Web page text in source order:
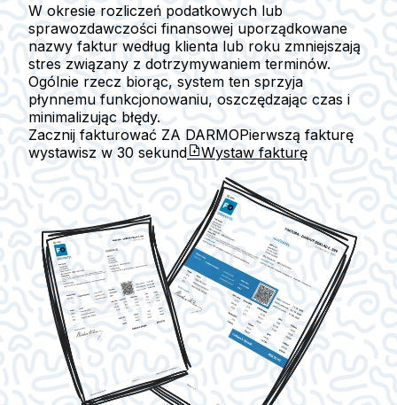
W okresie rozliczeń podatkowych lub
sprawozdawczości finansowej uporządkowane
nazwy faktur według klienta lub roku zmniejszają
stres związany z dotrzymywaniem terminów.
Ogólnie rzecz biorąc, system ten sprzyja
płynnemu funkcjonowaniu, oszczędzając czas i
minimalizując błędy.
Zacznij fakturować ZA DARMOPierwszą fakturę
wystawisz w 30 sekund Wystaw fakturę